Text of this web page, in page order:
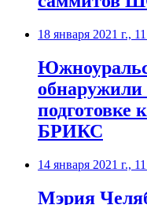
18 января 2021 г.,
БРИКС
14 января 2021 г.,
​Мэрия